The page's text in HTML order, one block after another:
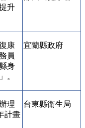
升
康
員
身
。
宜蘭縣政府
理
計畫
台東縣衛生局